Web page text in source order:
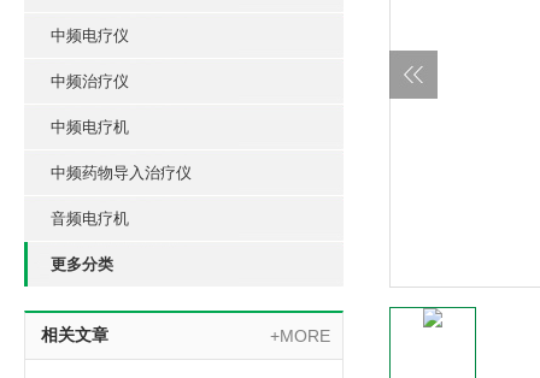
中频电疗仪
中频治疗仪
中频电疗机
中频药物导入治疗仪
音频电疗机
更多分类
相关文章 +MORE